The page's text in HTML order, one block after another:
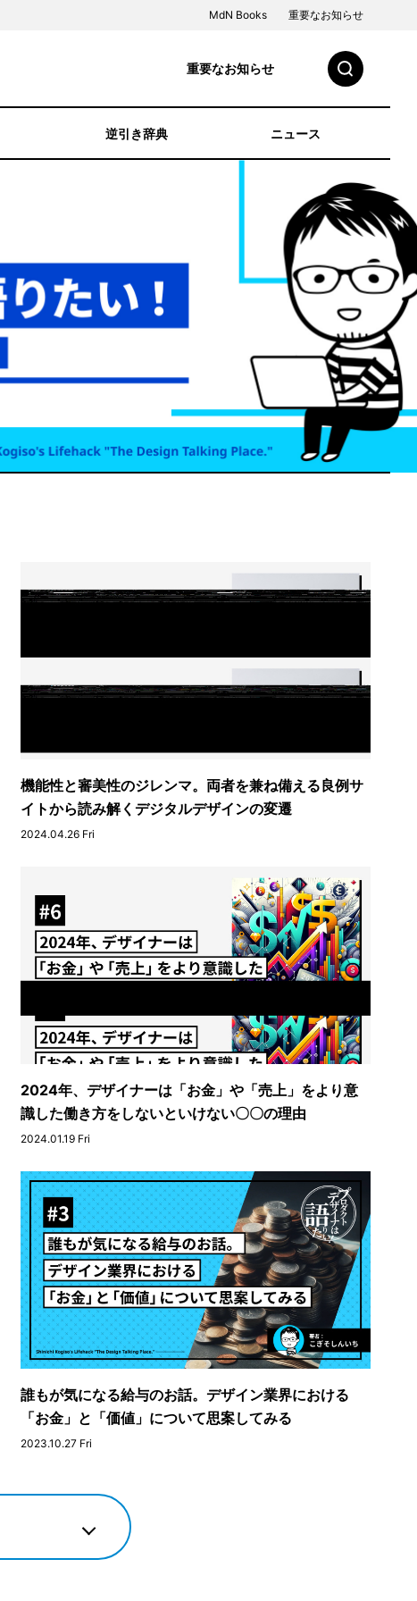
MdN Books 重要なお知らせ
重要なお知らせ
逆引き辞典 ニュース
機能性と審美性のジレンマ。両者を兼ね備える良例サ
イトから読み解くデジタルデザインの変遷
2024.04.26 Fri
2024年、デザイナーは「お金」や「売上」をより意
識した働き方をしないといけない〇〇の理由
2024.01.19 Fri
誰もが気になる給与のお話。デザイン業界における
「お金」と「価値」について思案してみる
2023.10.27 Fri